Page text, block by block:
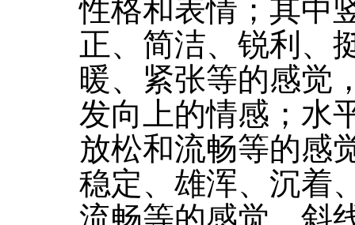
性格和表情；其中
正、简洁、锐利、
暖、紧张等的感觉
发向上的情感；水
放松和流畅等的感
稳定、雄浑、沉着